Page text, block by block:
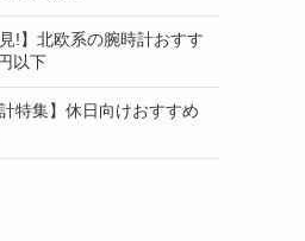
!】北欧系の腕時計おすす
以下
特集】休日向けおすすめ